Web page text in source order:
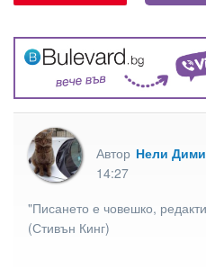
Автор Нели
14:27
"Писането е човешко,
(Стивън Кинг)